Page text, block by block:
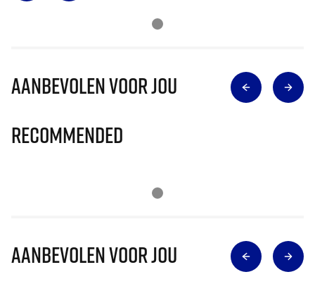
Aanbevolen voor jou
Recommended
Aanbevolen voor jou